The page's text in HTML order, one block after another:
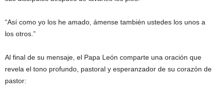
“Así como yo los he amado, ámense también ustedes los unos a
los otros.”
Al final de su mensaje, el Papa León comparte una oración que
revela el tono profundo, pastoral y esperanzador de su corazón de
pastor: